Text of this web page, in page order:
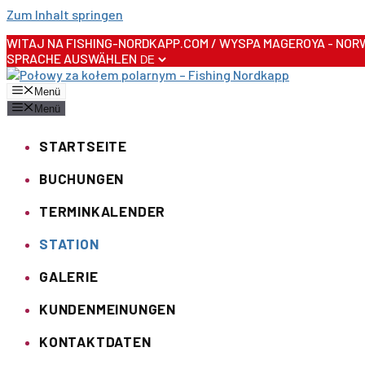
Zum Inhalt springen
WITAJ NA FISHING-NORDKAPP.COM / WYSPA MAGEROYA -
SPRACHE AUSWÄHLEN
Menü
Menü
STARTSEITE
BUCHUNGEN
TERMINKALENDER
STATION
GALERIE
KUNDENMEINUNGEN
KONTAKTDATEN